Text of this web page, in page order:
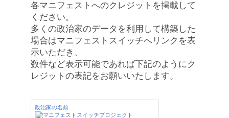
各マニフェストへのクレジットを掲載して
ください。
多くの政治家のデータを利用して構築した
場合はマニフェストスイッチへリンクを表
示いただき、
数件など表示可能であれば下記のようにク
レジットの表記をお願いいたします。
政治家の名前